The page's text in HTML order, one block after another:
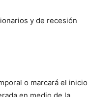
y de recesión
o marcará el inicio